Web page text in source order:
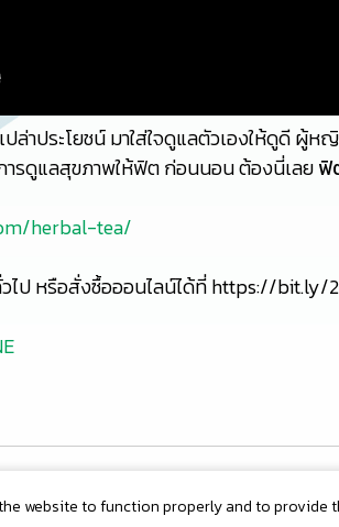
website to function properly and to provide
ปล่าประโยชน์ มาใส่ใจดูแลตัวเองให้ดูดี
ารดูแลสุขภาพให้ฟิต ก่อนนอน ต้องนี่เลยฟิ
herbal-tea/
วไป หรือสั่งซื้อออนไลน์ได้ที่ https://bit.ly/